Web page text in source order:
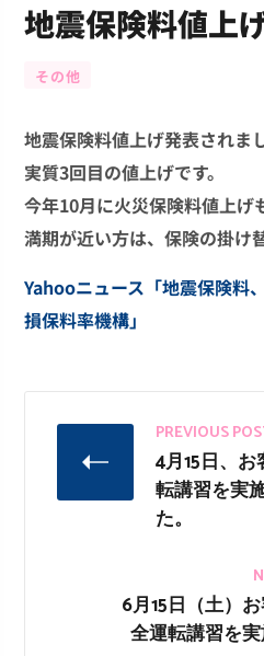
地震保険料値上
その他
地震保険料値上げ発表されま
実質3回目の値上げです。
今年10月に火災保険料値上げ
満期が近い方は、保険の掛け
Yahooニュース「地震保険料
損保料率機構」
PREVIOUS
4月15日、
転講習を実
た。
6月15日（土）
全運転講習を